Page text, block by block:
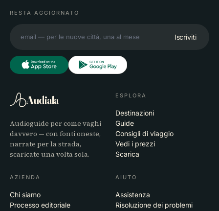
RESTA AGGIORNATO
Iscriviti
Audiala
Audioguide per come vaghi
davvero — con fonti oneste,
narrate per la strada,
scaricate una volta sola.
ESPLORA
Destinazioni
Guide
Consigli di viaggio
Vedi i prezzi
Scarica
AZIENDA
Chi siamo
Processo editoriale
AIUTO
Assistenza
Risoluzione dei problemi